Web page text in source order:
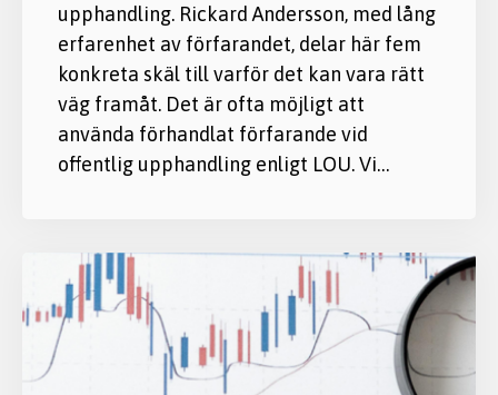
upphandling. Rickard Andersson, med lång
erfarenhet av förfarandet, delar här fem
konkreta skäl till varför det kan vara rätt
väg framåt. Det är ofta möjligt att
använda förhandlat förfarande vid
offentlig upphandling enligt LOU. Vi…